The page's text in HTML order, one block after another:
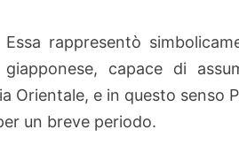
Essa rappresentò
giapponese, capace di
Orientale, e in questo
un breve periodo.